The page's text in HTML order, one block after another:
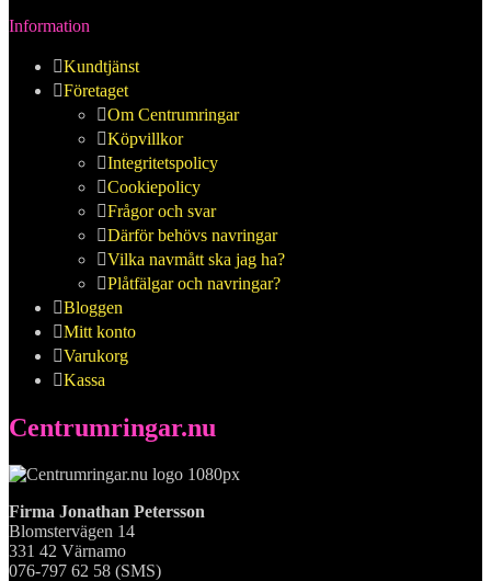
Information
Kundtjänst
Företaget
Om Centrumringar
Köpvillkor
Integritetspolicy
Cookiepolicy
Frågor och svar
Därför behövs navringar
Vilka navmått ska jag ha?
Plåtfälgar och navringar?
Bloggen
Mitt konto
Varukorg
Kassa
Centrumringar.nu
Firma Jonathan Petersson
Blomstervägen 14
331 42 Värnamo
076-797 62 58 (SMS)